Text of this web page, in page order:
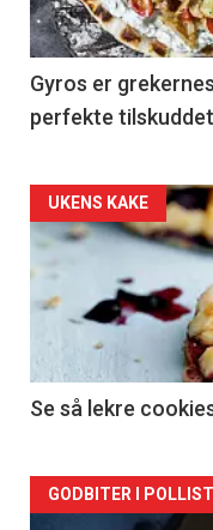
Gyros er
perfekte
Forsiden
akkurat
nå
2
UKENS KAKE
Se så lekre
Forsiden
GODBITER I